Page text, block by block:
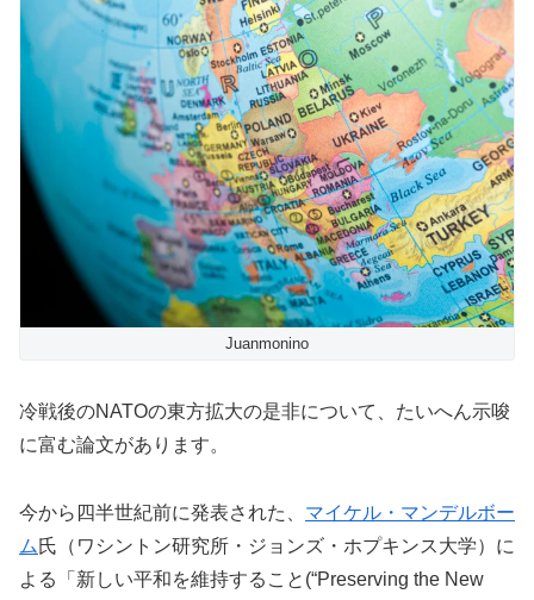
Juanmonino
冷戦後のNATOの東方拡大の是非について、たいへん示唆
に富む論文があります。
今から四半世紀前に発表された、 マイケル・マンデルボー
ム 氏（ワシントン研究所・ジョンズ・ホプキンス大学）に
よる「新しい平和を維持すること(“Preserving the New